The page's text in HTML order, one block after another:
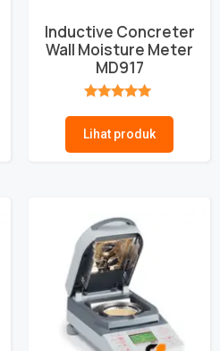
Inductive Concreter
Wall Moisture Meter
MD917
Lihat produk